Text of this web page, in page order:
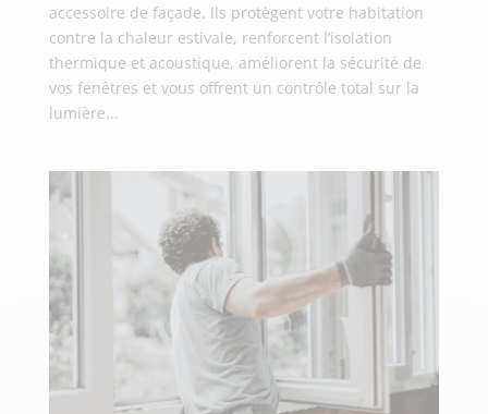
accessoire de façade. Ils protègent votre habitation
contre la chaleur estivale, renforcent l’isolation
thermique et acoustique, améliorent la sécurité de
vos fenêtres et vous offrent un contrôle total sur la
lumière...